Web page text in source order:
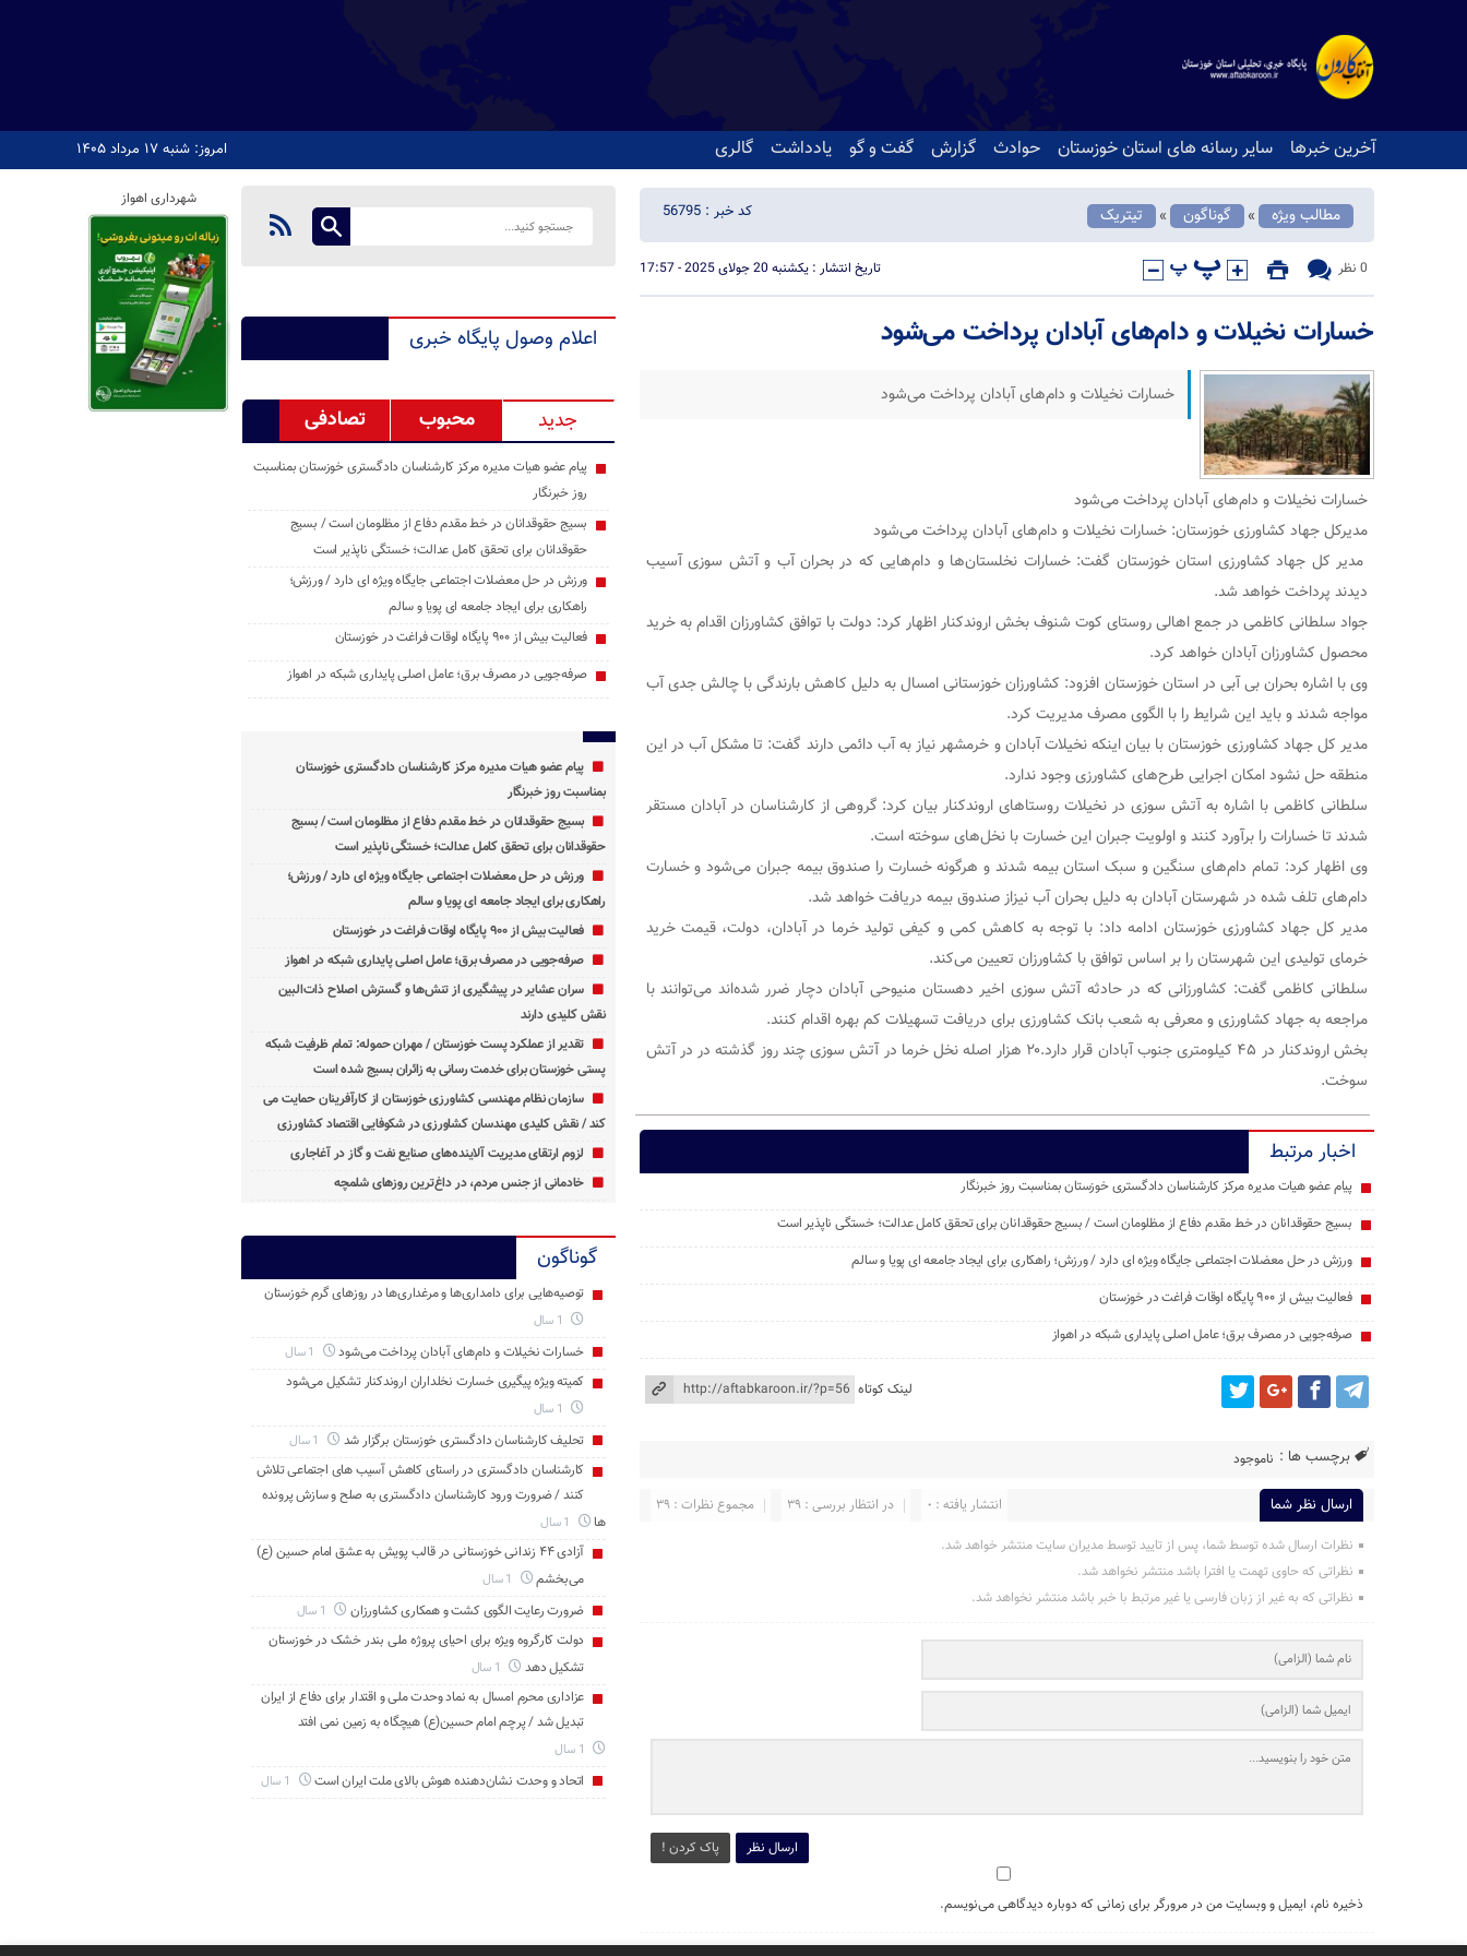
آخرین خبرها سایر رسانه های استان خوزستان حوادث گزارش گفت و گو یادداشت گالری امروز: شنبه ۱۷ مرداد ۱۴۰۵
تیتریک « گوناگون « مطالب ویژه کد خبر : 56795
0 نظر تاریخ انتشار : یکشنبه 20 جولای 2025 - 17:57
خسارات نخیلات و دام‌های آبادان پرداخت می‌شود
خسارات نخیلات و دام‌های آبادان پرداخت می‌شود
خسارات نخیلات و دام‌های آبادان پرداخت می‌شود
مدیرکل جهاد کشاورزی خوزستان: خسارات نخیلات و دام‌های آبادان پرداخت می‌شود
مدیر کل جهاد کشاورزی استان خوزستان گفت: خسارات نخلستان‌ها و دام‌هایی که در بحران آب و آتش سوزی آسیب
دیدند پرداخت خواهد شد.
جواد سلطانی کاظمی در جمع اهالی روستای کوت شنوف بخش اروندکنار اظهار کرد: دولت با توافق کشاورزان اقدام به خرید
محصول کشاورزان آبادان خواهد کرد.
وی با اشاره بحران بی آبی در استان خوزستان افزود: کشاورزان خوزستانی امسال به دلیل کاهش بارندگی با چالش جدی آب
مواجه شدند و باید این شرایط را با الگوی مصرف مدیریت کرد.
مدیر کل جهاد کشاورزی خوزستان با بیان اینکه نخیلات آبادان و خرمشهر نیاز به آب دائمی دارند گفت: تا مشکل آب در این
منطقه حل نشود امکان اجرایی طرح‌های کشاورزی وجود ندارد.
سلطانی کاظمی با اشاره به آتش سوزی در نخیلات روستاهای اروندکنار بیان کرد: گروهی از کارشناسان در آبادان مستقر
شدند تا خسارات را برآورد کنند و اولویت جبران این خسارت با نخل‌های سوخته است.
وی اظهار کرد: تمام دام‌های سنگین و سبک استان بیمه شدند و هرگونه خسارت را صندوق بیمه جبران می‌شود و خسارت
دام‌های تلف شده در شهرستان آبادان به دلیل بحران آب نیزاز صندوق بیمه دریافت خواهد شد.
مدیر کل جهاد کشاورزی خوزستان ادامه داد: با توجه به کاهش کمی و کیفی تولید خرما در آبادان، دولت، قیمت خرید
خرمای تولیدی این شهرستان را بر اساس توافق با کشاورزان تعیین می‌کند.
سلطانی کاظمی گفت: کشاورزانی که در حادثه آتش سوزی اخیر دهستان منیوحی آبادان دچار ضرر شده‌اند می‌توانند با
مراجعه به جهاد کشاورزی و معرفی به شعب بانک کشاورزی برای دریافت تسهیلات کم بهره اقدام کنند.
بخش اروندکنار در ۴۵ کیلومتری جنوب‌ آبادان قرار دارد.۲۰ هزار اصله نخل خرما در آتش سوزی چند روز گذشته در در آتش
سوخت.
اخبار مرتبط
پیام عضو هیات مدیره مرکز کارشناسان دادگستری خوزستان بمناسبت روز خبرنگار
بسیج حقوقدانان در خط مقدم دفاع از مظلومان است / بسیج حقوقدانان برای تحقق کامل عدالت؛ خستگی ‌ناپذیر است
ورزش در حل معضلات اجتماعی جایگاه ویژه ای دارد / ورزش؛ راهکاری برای ایجاد جامعه ‌ای پویا و سالم
فعالیت بیش از ۹۰۰ پایگاه اوقات فراغت در خوزستان
صرفه‌جویی در مصرف برق؛ عامل اصلی پایداری شبکه در اهواز
لینک کوتاه
برچسب ها : ناموجود
ارسال نظر شما مجموع نظرات : 39 در انتظار بررسی : 39 انتشار یافته : 0
نظرات ارسال شده توسط شما، پس از تایید توسط مدیران سایت منتشر خواهد شد.
نظراتی که حاوی تهمت یا افترا باشد منتشر نخواهد شد.
نظراتی که به غیر از زبان فارسی یا غیر مرتبط با خبر باشد منتشر نخواهد شد.
ارسال نظر پاک کردن !
ذخیره نام، ایمیل و وبسایت من در مرورگر برای زمانی که دوباره دیدگاهی می‌نویسم.
اعلام وصول پایگاه خبری
جدید محبوب تصادفی
پیام عضو هیات مدیره مرکز کارشناسان دادگستری خوزستان بمناسبت
روز خبرنگار
بسیج حقوقدانان در خط مقدم دفاع از مظلومان است / بسیج
حقوقدانان برای تحقق کامل عدالت؛ خستگی ‌ناپذیر است
ورزش در حل معضلات اجتماعی جایگاه ویژه ای دارد / ورزش؛
راهکاری برای ایجاد جامعه ‌ای پویا و سالم
فعالیت بیش از ۹۰۰ پایگاه اوقات فراغت در خوزستان
صرفه‌جویی در مصرف برق؛ عامل اصلی پایداری شبکه در اهواز
پیام عضو هیات مدیره مرکز کارشناسان دادگستری خوزستان
بمناسبت روز خبرنگار
بسیج حقوقدانان در خط مقدم دفاع از مظلومان است / بسیج
حقوقدانان برای تحقق کامل عدالت؛ خستگی ‌ناپذیر است
ورزش در حل معضلات اجتماعی جایگاه ویژه ای دارد / ورزش؛
راهکاری برای ایجاد جامعه ‌ای پویا و سالم
فعالیت بیش از ۹۰۰ پایگاه اوقات فراغت در خوزستان
صرفه‌جویی در مصرف برق؛ عامل اصلی پایداری شبکه در اهواز
سران عشایر در پیشگیری از تنش‌ها و گسترش اصلاح ذات‌البین
نقش کلیدی دارند
تقدیر از عملکرد پست خوزستان / مهران حموله: تمام ظرفیت‌ شبکه
پستی خوزستان برای خدمت ‌رسانی به زائران بسیج شده است
سازمان نظام مهندسی کشاورزی خوزستان از کارآفرینان حمایت می
کند / نقش کلیدی مهندسان کشاورزی در شکوفایی اقتصاد کشاورزی
لزوم ارتقای مدیریت آلاینده‌های صنایع نفت و گاز در آغاجاری
خادمانی از جنس مردم، در داغ‌ترین روزهای شلمچه
گوناگون
توصیه‌هایی برای دامداری‌ها و مرغداری‌ها در روزهای گرم خوزستان
خسارات نخیلات و دام‌های آبادان پرداخت می‌شود
کمیته ویژه پیگیری خسارت نخلداران اروندکنار تشکیل می‌شود
تحلیف کارشناسان دادگستری خوزستان برگزار شد
کارشناسان دادگستری در راستای کاهش آسیب های اجتماعی تلاش
کنند / ضرورت ورود کارشناسان دادگستری به صلح و سازش پرونده
ها
آزادی ۴۴ زندانی خوزستانی در قالب پویش به عشق امام حسین (ع)
می‌بخشم
ضرورت رعایت الگوی کشت و همکاری کشاورزان
دولت کارگروه ویژه برای احیای پروژه ملی بندر خشک در خوزستان
تشکیل دهد
عزاداری محرم امسال به نماد وحدت ملی و اقتدار برای دفاع از ایران
تبدیل شد / پرچم امام حسین(ع) هیچگاه به زمین نمی افتد
اتحاد و وحدت نشان‌دهنده هوش بالای ملت ایران است
شهرداری اهواز